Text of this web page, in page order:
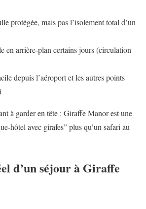
protégée, mais pas l’isolement total d’un
en arrière-plan certains jours (circulation
depuis l’aéroport et les autres points
à garder en tête : Giraffe Manor est une
hôtel avec girafes” plus qu’un safari au
d’un séjour à Giraffe